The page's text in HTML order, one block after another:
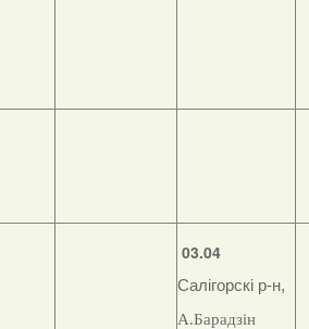
03.04
Салігорскі р-н,
А.Барадзін